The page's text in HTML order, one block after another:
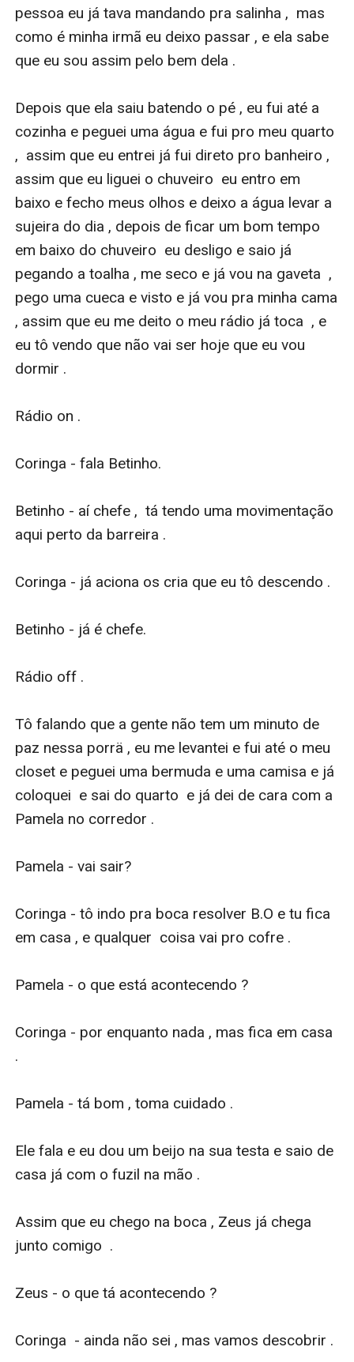
pessoa eu já tava mandando pra salinha ,  mas
como é minha irmã eu deixo passar , e ela sabe
que eu sou assim pelo bem dela .
Depois que ela saiu batendo o pé , eu fui até a
cozinha e peguei uma água e fui pro meu quarto
,  assim que eu entrei já fui direto pro banheiro ,
assim que eu liguei o chuveiro  eu entro em
baixo e fecho meus olhos e deixo a água levar a
sujeira do dia , depois de ficar um bom tempo
em baixo do chuveiro  eu desligo e saio já
pegando a toalha , me seco e já vou na gaveta  ,
pego uma cueca e visto e já vou pra minha cama
, assim que eu me deito o meu rádio já toca  , e
eu tô vendo que não vai ser hoje que eu vou
dormir .
Rádio on .
Coringa - fala Betinho.
Betinho - aí chefe ,  tá tendo uma movimentação
aqui perto da barreira .
Coringa - já aciona os cria que eu tô descendo .
Betinho - já é chefe.
Rádio off .
Tô falando que a gente não tem um minuto de
paz nessa porrä , eu me levantei e fui até o meu
closet e peguei uma bermuda e uma camisa e já
coloquei  e sai do quarto  e já dei de cara com a
Pamela no corredor .
Pamela - vai sair?
Coringa - tô indo pra boca resolver B.O e tu fica
em casa , e qualquer  coisa vai pro cofre .
Pamela - o que está acontecendo ?
Coringa - por enquanto nada , mas fica em casa
.
Pamela - tá bom , toma cuidado .
Ele fala e eu dou um beijo na sua testa e saio de
casa já com o fuzil na mão .
Assim que eu chego na boca , Zeus já chega
junto comigo  .
Zeus - o que tá acontecendo ?
Coringa  - ainda não sei , mas vamos descobrir .